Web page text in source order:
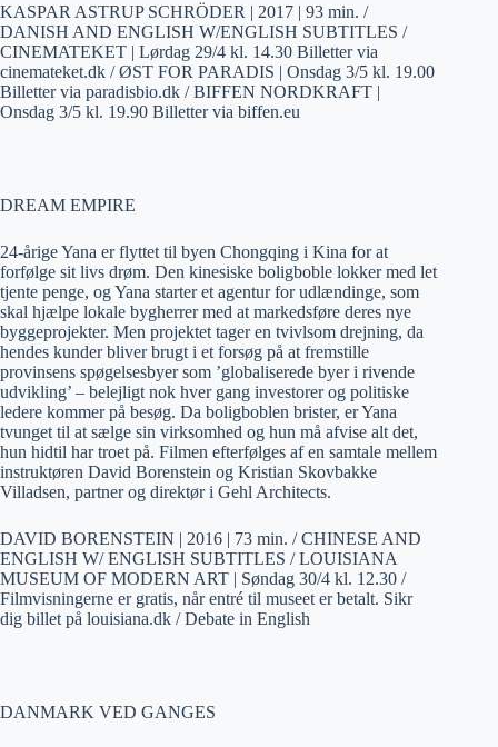
KASPAR ASTRUP SCHRÖDER | 2017 | 93 min. /
DANISH AND ENGLISH W/ENGLISH SUBTITLES /
CINEMATEKET | Lørdag 29/4 kl. 14.30 Billetter via
cinemateket.dk / ØST FOR PARADIS | Onsdag 3/5 kl. 19.00
Billetter via paradisbio.dk / BIFFEN NORDKRAFT |
Onsdag 3/5 kl. 19.90 Billetter via biffen.eu
DREAM EMPIRE
24-årige Yana er flyttet til byen Chongqing i Kina for at
forfølge sit livs drøm. Den kinesiske boligboble lokker med let
tjente penge, og Yana starter et agentur for udlændinge, som
skal hjælpe lokale bygherrer med at markedsføre deres nye
byggeprojekter. Men projektet tager en tvivlsom drejning, da
hendes kunder bliver brugt i et forsøg på at fremstille
provinsens spøgelsesbyer som ’globaliserede byer i rivende
udvikling’ – belejligt nok hver gang investorer og politiske
ledere kommer på besøg. Da boligboblen brister, er Yana
tvunget til at sælge sin virksomhed og hun må afvise alt det,
hun hidtil har troet på. Filmen efterfølges af en samtale mellem
instruktøren David Borenstein og Kristian Skovbakke
Villadsen, partner og direktør i Gehl Architects.
DAVID BORENSTEIN | 2016 | 73 min. / CHINESE AND
ENGLISH W/ ENGLISH SUBTITLES / LOUISIANA
MUSEUM OF MODERN ART | Søndag 30/4 kl. 12.30 /
Filmvisningerne er gratis, når entré til museet er betalt. Sikr
dig billet på louisiana.dk / Debate in English
DANMARK VED GANGES